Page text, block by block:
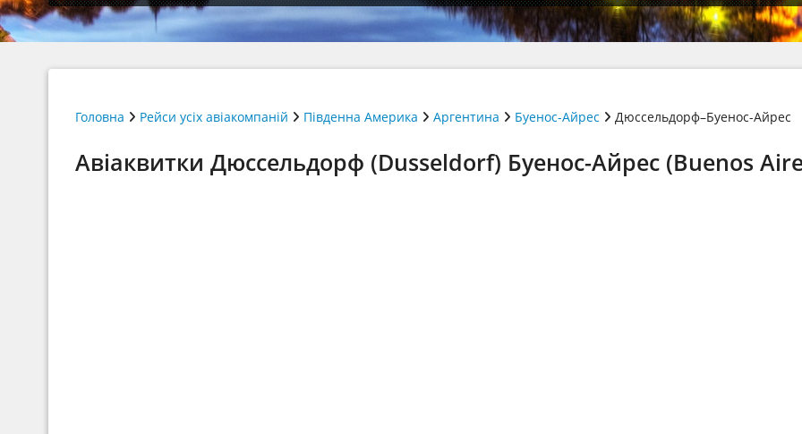
Головна Рейси усіх авіакомпаній Південна Америка Аргентина Буенос-Айрес Дюссельдорф–Буенос-Айрес
Авіаквитки Дюссельдорф (Dusseldorf) Буенос-Айрес (Buenos